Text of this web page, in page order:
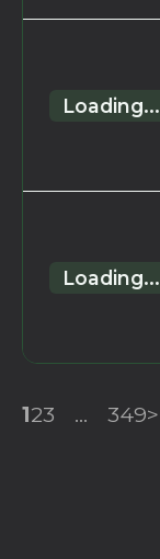
Loading...
Loading...
123 ... 349>